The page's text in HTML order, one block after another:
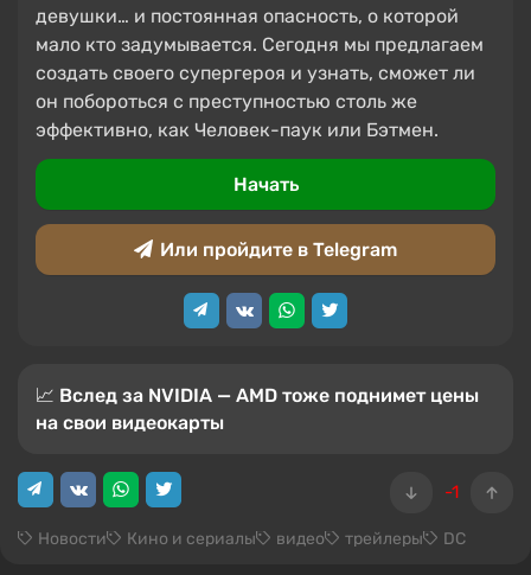
девушки… и постоянная опасность, о которой
мало кто задумывается. Сегодня мы предлагаем
создать своего супергероя и узнать, сможет ли
он побороться с преступностью столь же
эффективно, как Человек-паук или Бэтмен.
Начать
Или пройдите в Telegram
📈 Вслед за NVIDIA — AMD тоже поднимет цены
на свои видеокарты
-1
Новости Кино и сериалы видео трейлеры DC